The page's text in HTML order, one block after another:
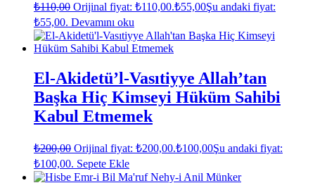
₺110,00 Orijinal fiyat: ₺110,00.₺55,00Şu andaki fiyat:
₺55,00. Devamını oku
El-Akidetü’l-Vasıtiyye Allah’tan
Başka Hiç Kimseyi Hüküm Sahibi
Kabul Etmemek
₺200,00 Orijinal fiyat: ₺200,00.₺100,00Şu andaki fiyat:
₺100,00. Sepete Ekle